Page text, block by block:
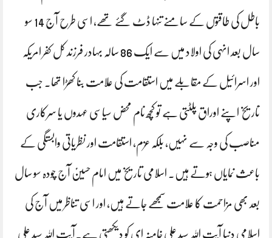
باطل کی طاقتوں کے سامنے تنہا ڈٹ گئے تھے، اسی طرح آج 14 سو
سال بعد انہی کی اولاد میں سے ایک 86 سالہ بہادر فرزند کل کفر امریکہ
اور اسرائیل کے مقابلے میں استقامت کی علامت بنا کھڑا تھا۔ جب
تاریخ اپنے اوراق پلٹتی ہے تو کچھ نام محض سیاسی عہدوں یا سرکاری
مناصب کی وجہ سے نہیں، بلکہ عزم، استقامت اور نظریاتی وابستگی کے
باعث نمایاں ہوتے ہیں۔ اسلامی تاریخ میں امام حسینؑ آج چودہ سو سال
بعد بھی مزاحمت کا علامت سمجھے جاتے ہیں، اور اسی تناظر میں آج کی
اسلامی دنیا آیت اللہ سید علی خامنہ ای کو دیکھتی ہے۔آیت اللہ سید علی